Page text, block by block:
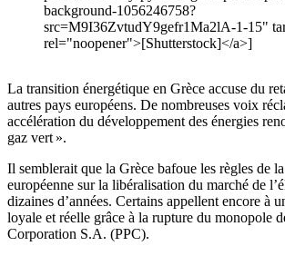
background-1056246758?
src=M9I36ZvtudY9gefr1Ma2lA-1-15"
rel="noopener">[Shutterstock]</a>]
La transition énergétique en Grèce accuse du
autres pays européens. De nombreuses voix
accélération du développement des énergies
gaz vert ».
Il semblerait que la Grèce bafoue les règles de
européenne sur la libéralisation du marché de
dizaines d’années. Certains appellent encore à
loyale et réelle grâce à la rupture du monopole
Corporation S.A. (PPC).